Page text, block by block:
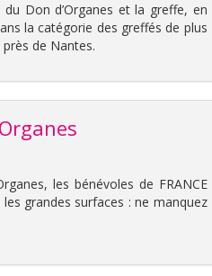
Don d’Organes et la greffe, en
la catégorie des greffés de plus
de Nantes.
les bénévoles de FRANCE
grandes surfaces : ne manquez